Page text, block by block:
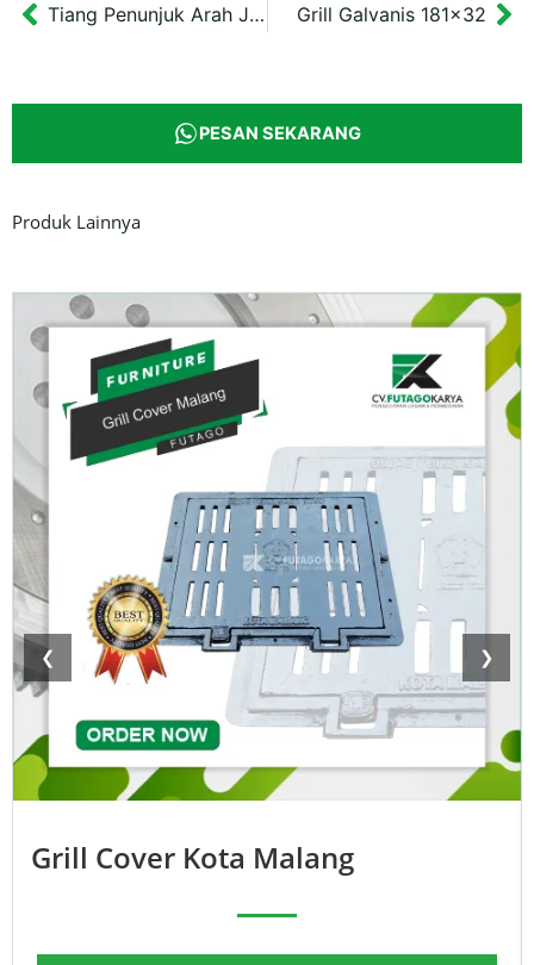
Prev Tiang Penunjuk Arah Jakarta Barat 2 meter Grill Galvanis 181×32
PESAN SEKARANG
Produk Lainnya
❮ ❯
Grill Cover Kota Malang